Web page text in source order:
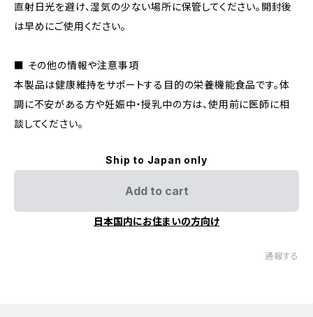
直射日光を避け、湿気の少ない場所に保管してください。開封後
は早めにご使用ください。
■ その他の情報や注意事項
本製品は健康維持をサポートする目的の栄養機能食品です。体
調に不安がある方や妊娠中・授乳中の方は、使用前に医師に相
談してください。
Ship to Japan only
Add to cart
日本国内にお住まいの方向け
通報する